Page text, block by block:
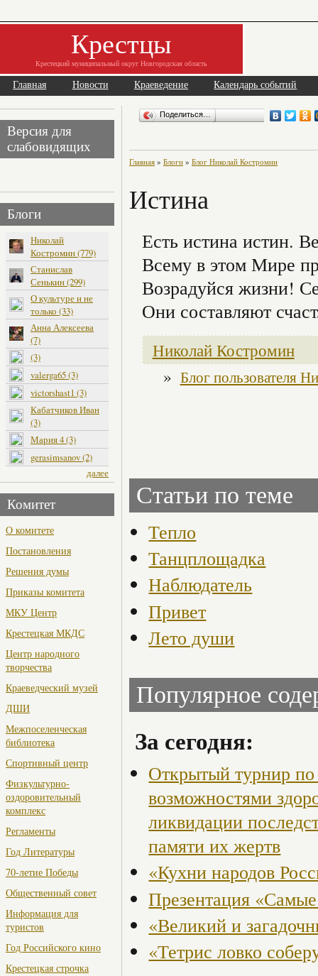
Крестцы
Крестецкий муниципальный округ Новгородская область
Главная Новости Краеведение Календарь событий
Версия для
слабовидящих
Блоги
Николай
Костромин (779)
Станислав
Сенькин (299)
О культуре и не
только (33)
Анна Алексеева
(7)
(3)
valerga65 (3)
victorshast1 (3)
Кабатчиков Иван
(3)
Мария 4 (3)
gerasimsanov (2)
далее
Комитет
О комитете
Постановления
Решения думы
Приказы комитета
МКУ Центр
Крестецкая МКДС
Центр народного
творчества
Краеведческий музей
ДШИ
Межпоселенческая
библиотека
Спортивный центр
Физкультурно-
оздоровительный
комплекс
Регламенты
Год Литературы
70-летие Победы
Общественный совет
Информация для
туристов
Год Российского кино
Крестецкая строчка
Поделиться…
Главная » Блоги » Блог Николай Костромин
Истина
Есть истина истин.
Всему в этом Мире
Возрадуйся жизни!
Они составляют
Николай Костромин
» Блог пользователя
Статьи по теме
Тепло
Танцплощадка
Наблюдатель
Привет
Лето души
Популярное
За сегодня:
Открытый турнир
возможностями
ликвидации
памяти их жертв
«Кухни народов
Презентация
«Великий и
«Тетрис ловко